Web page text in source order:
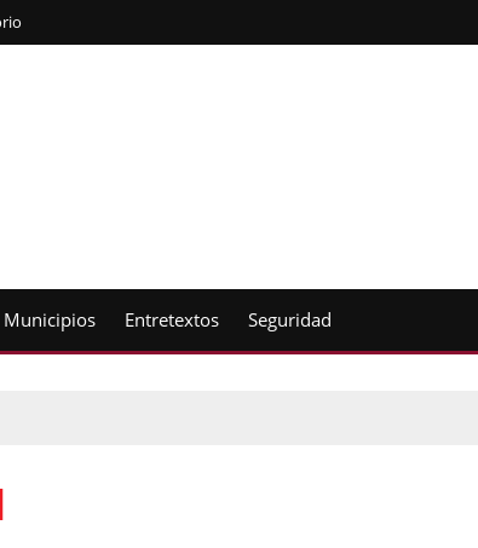
Municipios Entretextos Seguridad